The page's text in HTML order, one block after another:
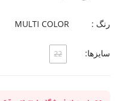
رنگ : MULTI COLOR
سایزها: 22